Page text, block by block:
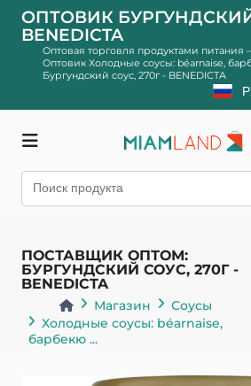
ОПТОВИК БУРГУНДСКИЙ
BENEDICTA
Оптовая торговля продуктами питания
Оптовик Холодные соусы: béarnaise,
Бургундский соус, 270г - BENEDICTA
ПОСТАВЩИК ОПТОМ:
БУРГУНДСКИЙ СОУС, 270Г -
BENEDICTA
Магазин
Соусы
Холодные соусы: béarnaise,
барбекю ...